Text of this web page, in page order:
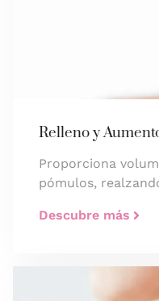
Relleno y
Proporciona
pómulos,
Descubre más